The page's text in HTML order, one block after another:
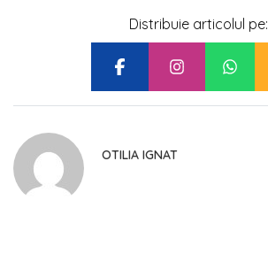
Distribuie articolul pe:
OTILIA IGNAT